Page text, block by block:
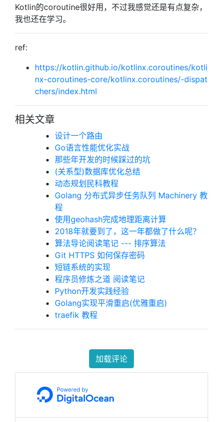
Kotlin的coroutine很好用，不过我感觉还是有点复杂，
我也还在学习。
ref:
https://kotlin.github.io/kotlinx.coroutines/kotli
nx-coroutines-core/kotlinx.coroutines/-dispat
chers/index.html
相关文章
设计一个路由
Go语言性能优化实战
那些年开发的时候踩过的坑
(关系型)数据库优化总结
动态规划民科教程
Golang 分布式异步任务队列 Machinery 教
程
使用geohash完成地理距离计算
2018年就要到了，这一年都做了什么呢？
算法导论阅读笔记 --- 排序算法
Git HTTPS 如何保存密码
短链系统的实现
程序员修炼之道 阅读笔记
Python开发实践经验
Golang实现平滑重启(优雅重启)
traefik 教程
加载评论